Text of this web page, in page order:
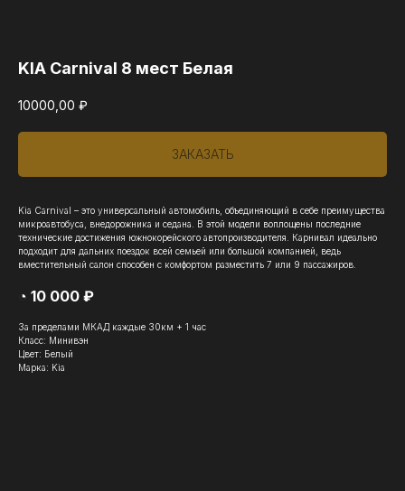
KIA Carnival 8 мест Белая
10000,00 ₽
ЗАКАЗАТЬ
Kia Carnival – это универсальный автомобиль, объединяющий в себе преимущества
микроавтобуса, внедорожника и седана. В этой модели воплощены последние
технические достижения южнокорейского автопроизводителя. Карнивал идеально
подходит для дальних поездок всей семьей или большой компанией, ведь
вместительный салон способен с комфортом разместить 7 или 9 пассажиров.
◔ 10 000 ₽
За пределами МКАД каждые 30км + 1 час
Класс: Минивэн
Цвет: Белый
Марка: Kia